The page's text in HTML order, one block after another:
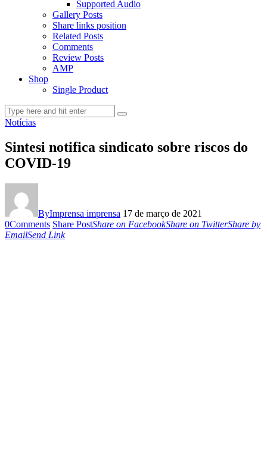
Supported Audio
Gallery Posts
Share links position
Related Posts
Comments
Review Posts
AMP
Shop
Single Product
Notícias
Sintesi notifica sindicato sobre riscos do
COVID-19
ByImprensa imprensa 17 de março de 2021
0Comments Share PostShare on FacebookShare on TwitterShare by
EmailSend Link